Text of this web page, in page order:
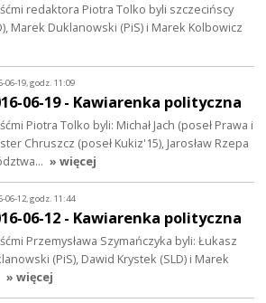
redaktora Piotra Tolko byli szczecińscy
Marek Duklanowski (PiS) i Marek Kolbowicz
06-19, godz. 11:09
06-19 - Kawiarenka polityczna
Piotra Tolko byli: Michał Jach (poseł Prawa i
Chruszcz (poseł Kukiz'15), Jarosław Rzepa
» więcej
06-12, godz. 11:44
06-12 - Kawiarenka polityczna
Przemysława Szymańczyka byli: Łukasz
(PiS), Dawid Krystek (SLD) i Marek
» więcej